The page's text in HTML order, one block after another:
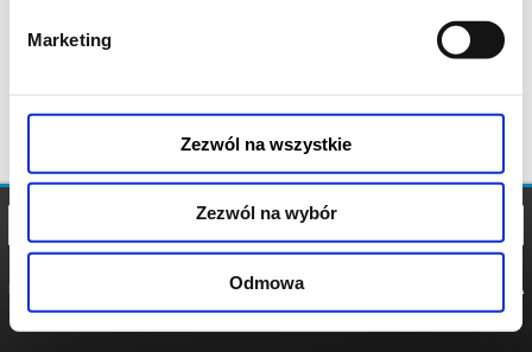
Marketing
Zezwól na wszystkie
Zezwól na wybór
Odmowa
POLITYKA
POLITYKA